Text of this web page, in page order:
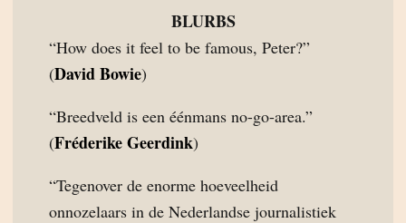
BLURBS
“How does it feel to be famous, Peter?”
(David Bowie)
“Breedveld is een éénmans no-go-area.”
(Fréderike Geerdink)
“Tegenover de enorme hoeveelheid
onnozelaars in de Nederlandse journalistiek